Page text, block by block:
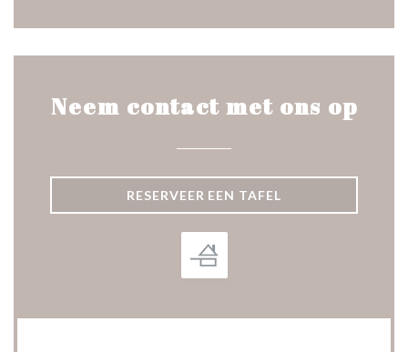
Neem contact met ons op
RESERVEER EEN TAFEL